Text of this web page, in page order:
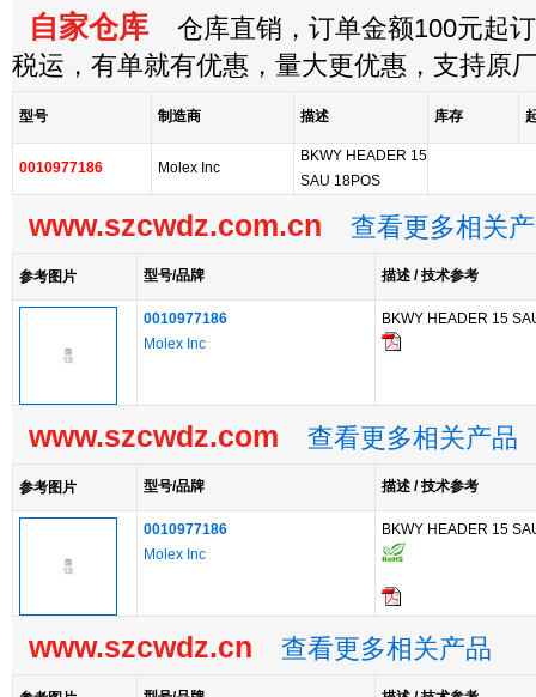
自家仓库 仓库直销，订单金额100元起
税运，有单就有优惠，量大更优惠，支持原
型号 制造商 描述 库存
0010977186 Molex Inc
BKWY HEADER 15
SAU 18POS
www.szcwdz.com.cn 查看更多相关
参考图片 型号/品牌 描述 / 技术参考
0010977186
Molex Inc
BKWY HEADER 15
www.szcwdz.com 查看更多相关产品
参考图片 型号/品牌 描述 / 技术参考
0010977186
Molex Inc
BKWY HEADER 15
www.szcwdz.cn 查看更多相关产品